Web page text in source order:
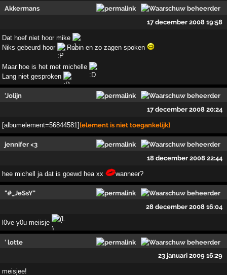
Akkermans
17 december 2008 19:58
Dat hoef niet hoor mike
Niks gebeurd hoor
Robin en zo zagen spoken
Maar hoe is het met michelle
Lang niet gesproken
'Jolijn
17 december 2008 20:24
[albumelement=56844581]{element is niet toegankelijk}
jennifer <3
18 december 2008 22:44
hee michell ja dat is goewd hea xx wanneer?
"#_JeSsY"
28 december 2008 16:04
l0ve y0u meiisje
' lotte
23 januari 2009 16:29
meisjee!